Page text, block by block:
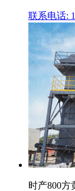
联系电话:
时产800方